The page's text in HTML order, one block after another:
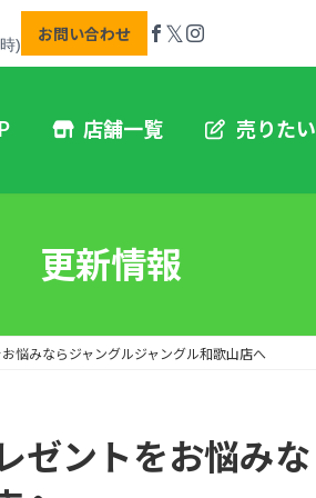
)
お問い合わせ 𝕏
店舗一覧 売りたい
更新情報
悩みならジャングルジャングル和歌山店へ
ゼントをお悩みな